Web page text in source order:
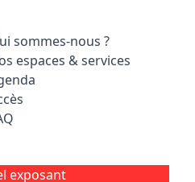
sommes-nous ?
espaces & services
Facebook
Instagram
Linkedin
exposant